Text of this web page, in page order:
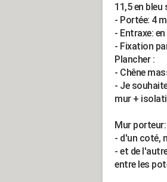
11,5 en
- Portée: 4 m
- Entraxe:
- Fixation
Plancher :
- Chêne
- Je
mur +
Mur porteur:
- d'un coté,
- et de
entre les